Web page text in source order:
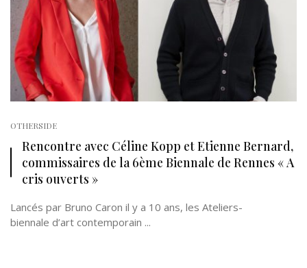
OTHERSIDE
Rencontre avec Céline Kopp et Etienne Bernard,
commissaires de la 6ème Biennale de Rennes « A
cris ouverts »
Lancés par Bruno Caron il y a 10 ans, les Ateliers-
biennale d’art contemporain ...